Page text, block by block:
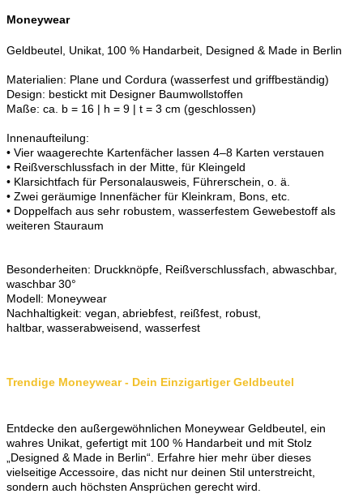
Moneywear
Geldbeutel, Unikat, 100 % Handarbeit, Designed & Made in Berlin
Materialien: Plane und Cordura (wasserfest und griffbeständig)
Design: bestickt mit Designer Baumwollstoffen
Maße: ca. b = 16 | h = 9 | t = 3 cm (geschlossen)
Innenaufteilung:
• Vier waagerechte Kartenfächer lassen 4–8 Karten verstauen
• Reißverschlussfach in der Mitte, für Kleingeld
• Klarsichtfach für Personalausweis, Führerschein, o. ä.
• Zwei geräumige Innenfächer für Kleinkram, Bons, etc.
• Doppelfach aus sehr robustem, wasserfestem Gewebestoff als
weiteren Stauraum
Besonderheiten: Druckknöpfe, Reißverschlussfach, abwaschbar,
waschbar 30°
Modell: Moneywear
Nachhaltigkeit: vegan, abriebfest, reißfest, robust,
haltbar, wasserabweisend, wasserfest
Trendige Moneywear - Dein Einzigartiger Geldbeutel
Entdecke den außergewöhnlichen Moneywear Geldbeutel, ein
wahres Unikat, gefertigt mit 100 % Handarbeit und mit Stolz
„Designed & Made in Berlin“. Erfahre hier mehr über dieses
vielseitige Accessoire, das nicht nur deinen Stil unterstreicht,
sondern auch höchsten Ansprüchen gerecht wird.